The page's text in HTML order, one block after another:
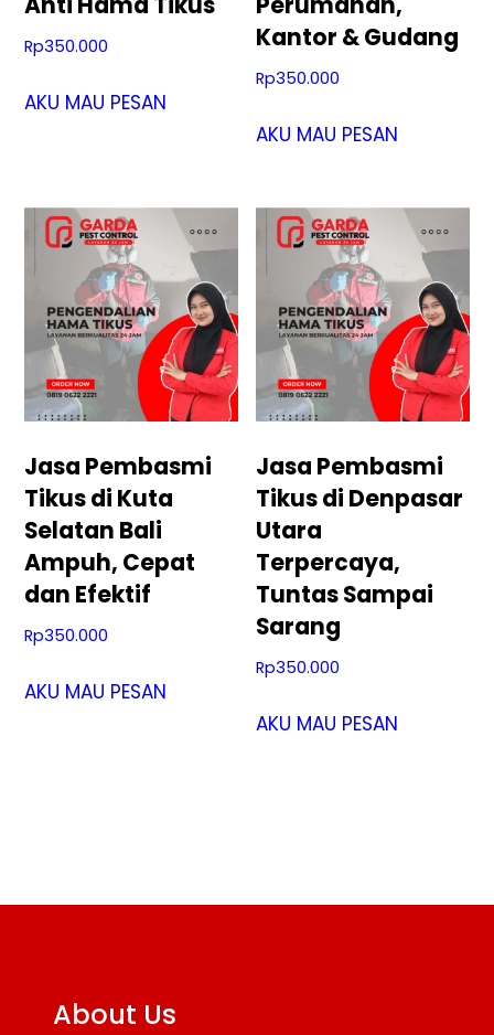
Rp350.000
AKU MAU PESAN
Kantor & Gudang
Rp350.000
AKU MAU PESAN
Jasa Pembasmi
Tikus di Kuta
Selatan Bali
Ampuh, Cepat
dan Efektif
Rp350.000
AKU MAU PESAN
Jasa Pembasmi
Tikus di Denpasar
Utara
Terpercaya,
Tuntas Sampai
Sarang
Rp350.000
AKU MAU PESAN
About Us